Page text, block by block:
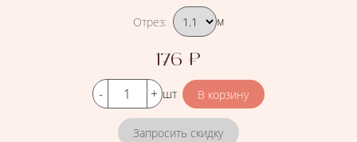
Подобрать вариант
Отрез: м
Цена
176 ₽
Кол-во шт
Запросить скидку